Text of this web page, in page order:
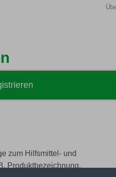
zum Hilfsmittel- und
Produktbezeichnung,